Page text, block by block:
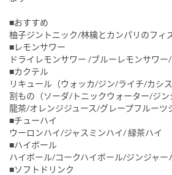
■おすすめ
柚子ジントニック/林檎とカンパリのフィ
■レモンサワー
ドライレモンサワー /ブルーレモンサワ
■カクテル
リキュール（ウォッカ/ジン/ライチ/カシス
割もの（ソーダ/トニックウォーター/ジ
龍茶/オレンジジュース/グレープフルーツ
■チューハイ
ウーロンハイ/ジャスミンハイ/ 緑茶ハイ
■ハイボール
ハイボール/コークハイボール/ジンジャー
■ソフトドリンク